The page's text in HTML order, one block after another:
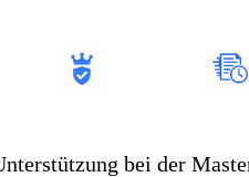
bei der